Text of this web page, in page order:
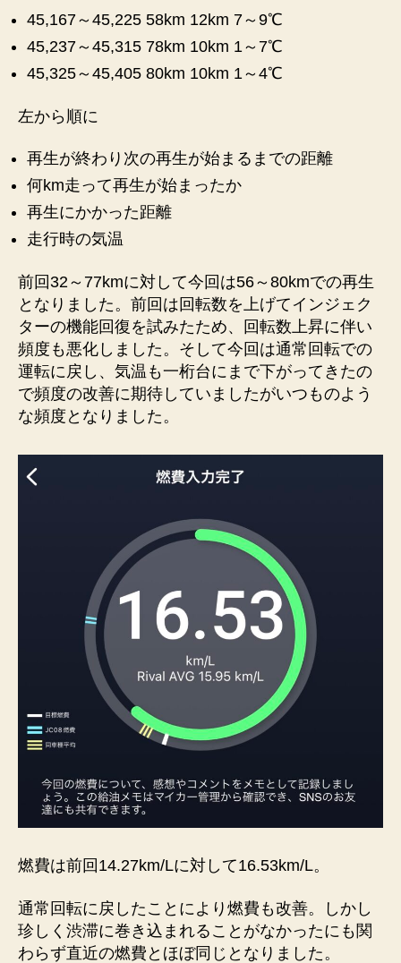
録
②
の
45,167～45,225 58km 12km 7～9℃
45,237～45,315 78km 10km 1～7℃
45,325～45,405 80km 10km 1～4℃
左から順に
再生が終わり次の再生が始まるまでの距離
何km走って再生が始まったか
再生にかかった距離
走行時の気温
前回32～77kmに対して今回は56～80kmでの再生
となりました。前回は回転数を上げてインジェク
ターの機能回復を試みたため、回転数上昇に伴い
頻度も悪化しました。そして今回は通常回転での
運転に戻し、気温も一桁台にまで下がってきたの
で頻度の改善に期待していましたがいつものよう
な頻度となりました。
燃費は前回14.27km/Lに対して16.53km/L。
通常回転に戻したことにより燃費も改善。しかし
珍しく渋滞に巻き込まれることがなかったにも関
わらず直近の燃費とほぼ同じとなりました。